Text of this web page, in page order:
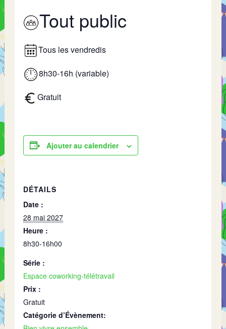
Tout public
Tous les vendredis
8h30-16h (variable)
Gratuit
Ajouter au calendrier
DÉTAILS
Date :
28 mai 2027
Heure :
8h30-16h00
Série :
Espace coworking-télétravail
Prix :
Gratuit
Catégorie d’Évènement: